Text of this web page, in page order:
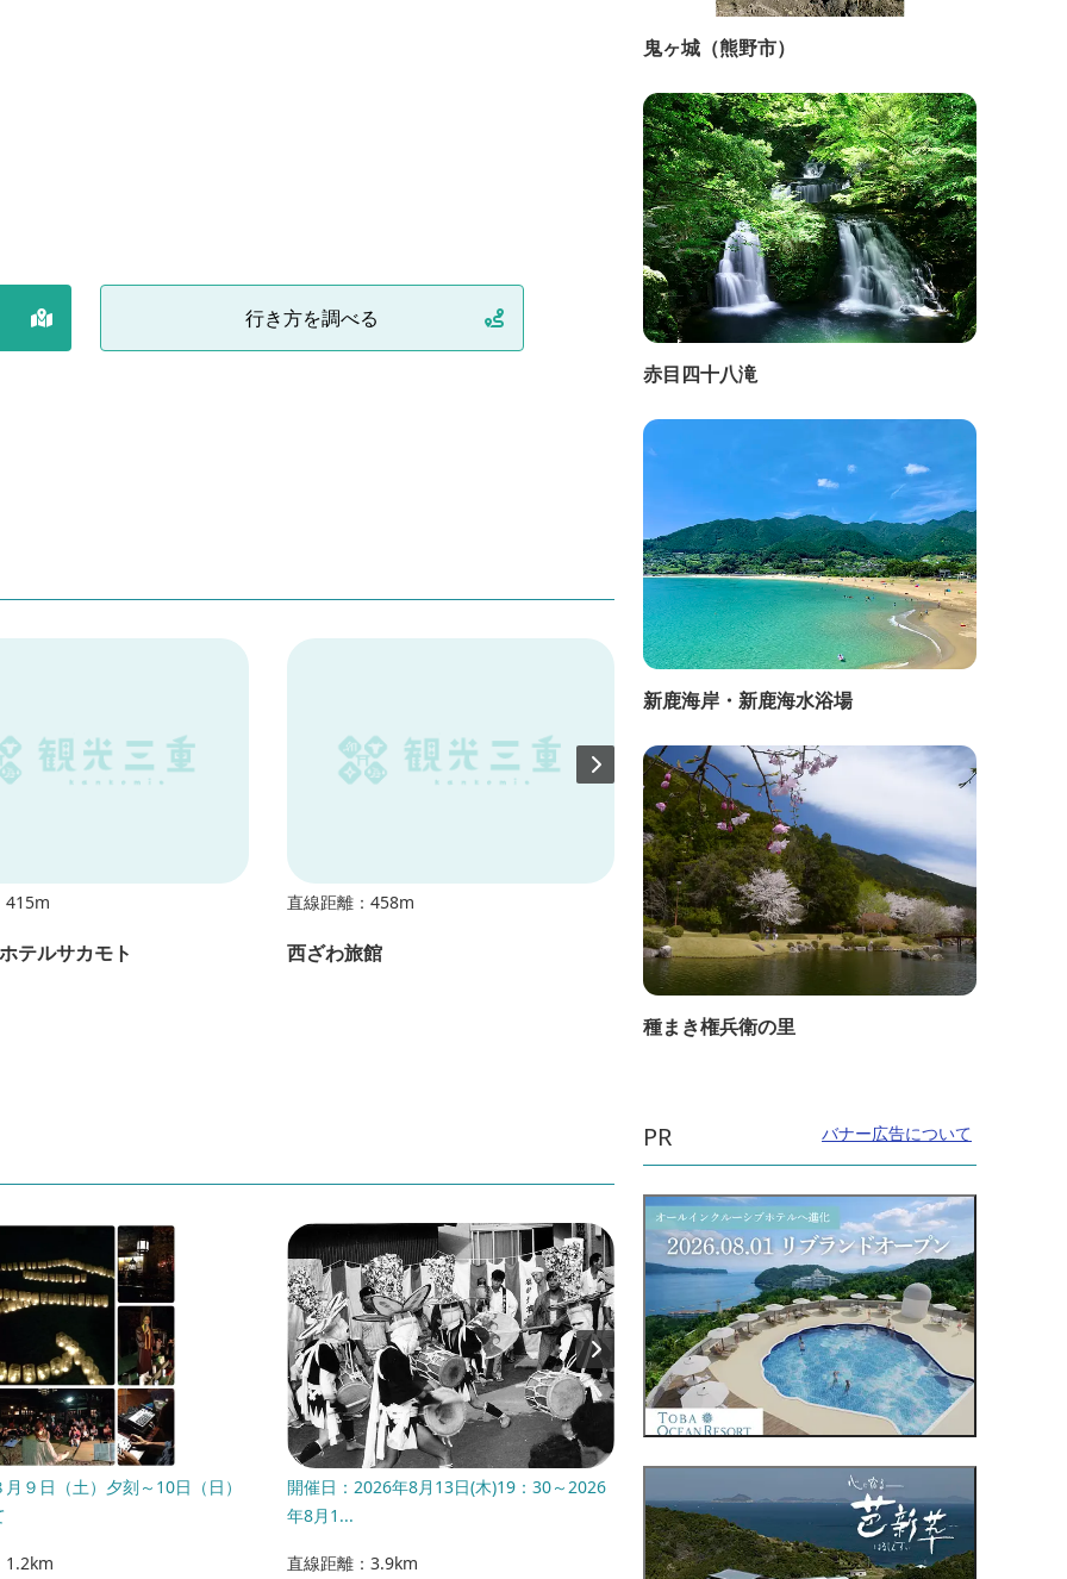
行き方を調べる
415m
テルサカモト
直線距離：458m
西ざわ旅館
直線距離：494m
愛宕山龍泉寺
９日（土）夕刻～10日（日）
1.2km
開催日：2026年8月13日(木)19：30～2026
年8月1...
直線距離：3.9km
開催日：2026年6月13日(土)～2026年9月23
日(水・祝)
直線距離：4.0km
鬼ヶ城（熊野市）
赤目四十八滝
新鹿海岸・新鹿海水浴場
種まき権兵衛の里
PR バナー広告について